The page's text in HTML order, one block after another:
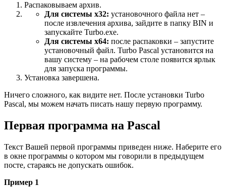
Распаковываем архив.
Для системы x32: установочного файла нет –
после извлечения архива, зайдите в папку BIN и
запускайте Turbo.exe.
Для системы x64: после распаковки – запустите
установочный файл. Turbo Pascal установится на
вашу систему – на рабочем столе появится ярлык
для запуска программы.
Установка завершена.
Ничего сложного, как видите нет. После установки Turbo
Pascal, мы можем начать писать нашу первую программу.
Первая программа на Pascal
Текст Вашей первой программы приведен ниже. Наберите его
в окне программы о котором мы говорили в предыдущем
посте, стараясь не допускать ошибок.
Пример 1